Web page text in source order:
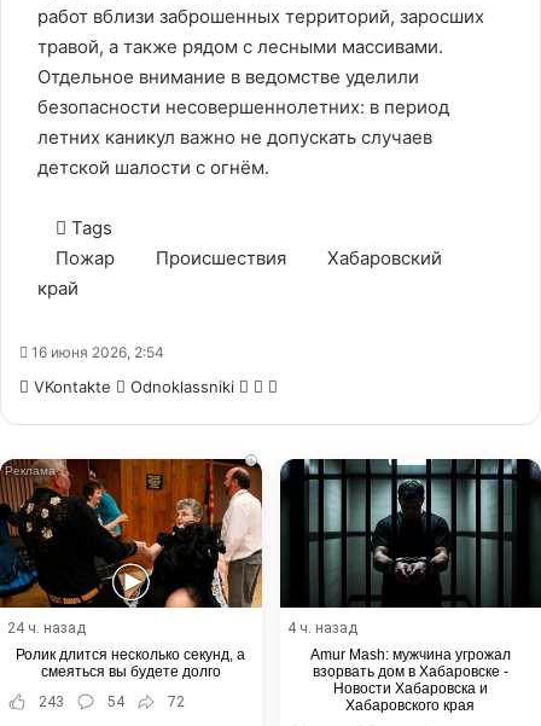
работ вблизи заброшенных территорий, заросших
травой, а также рядом с лесными массивами.
Отдельное внимание в ведомстве уделили
безопасности несовершеннолетних: в период
летних каникул важно не допускать случаев
детской шалости с огнём.
Tags
Пожар
Происшествия
Хабаровский
край
16 июня 2026, 2:54
VKontakte Odnoklassniki WhatsApp
Telegram
i
24 ч. назад
Ролик длится несколько секунд, а
смеяться вы будете долго
243
54 72
4 ч. назад
Amur Mash: мужчина угрожал
взорвать дом в Хабаровске -
Новости Хабаровска и
Хабаровского края